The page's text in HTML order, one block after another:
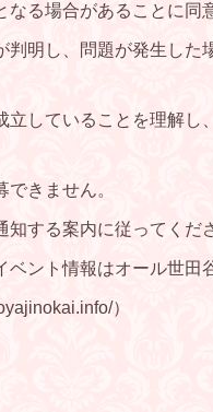
る場合があることに同
明し、問題が発生し
していることを理解
きません。
する案内に従ってくだ
ント情報はオール世田
）